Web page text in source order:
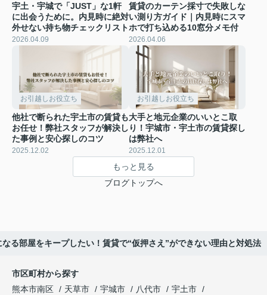
宇土・宇城で「JUST」な1軒
に出会うために。内見時に絶対
外せない持ち物チェックリスト
2026.04.09
賃貸のカーテン採寸で失敗しな
い測り方ガイド｜内見時にスマ
ホで打ち込める10窓分メモ付
2026.04.06
お引越しお役立ち
他社で断られた宇土市の賃貸も
お任せ！弊社スタッフが解決し
た事例と安心探しのコツ
2025.12.02
お引越しお役立ち
大手と地元企業のいいとこ取
り！宇城市・宇土市の賃貸探し
は弊社へ
2025.12.01
もっと見る
ブログトップへ
なる部屋をキープしたい！賃貸で“仮押さえ”ができない理由と対処法
市区町村から探す
熊本市南区
天草市 宇城市 八代市
宇土市